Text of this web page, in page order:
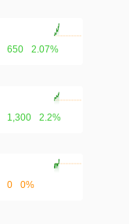
650 2.07%
1,300 2.2%
0 0%